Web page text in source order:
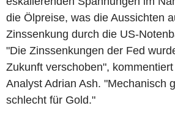
die Ölpreise, was die Aussichten
Zinssenkung durch die US-
"Die Zinssenkungen der Fed
Zukunft verschoben",
Analyst Adrian Ash. "Mechanisch
schlecht für Gold."